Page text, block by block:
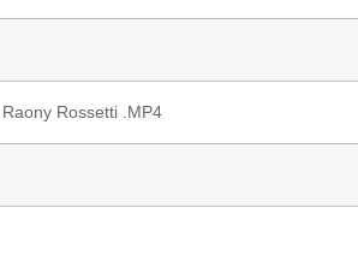
Rossetti .MP4